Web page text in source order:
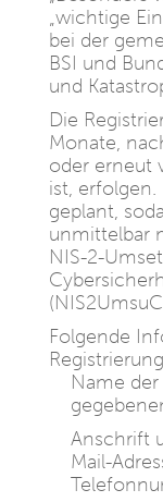
„wichtige
bei der
BSI und
und
Die
Monate,
oder erneut
ist, erfolgen.
geplant,
unmittelbar
NIS-2-
Folgende
Name
Anschrift
Mail-